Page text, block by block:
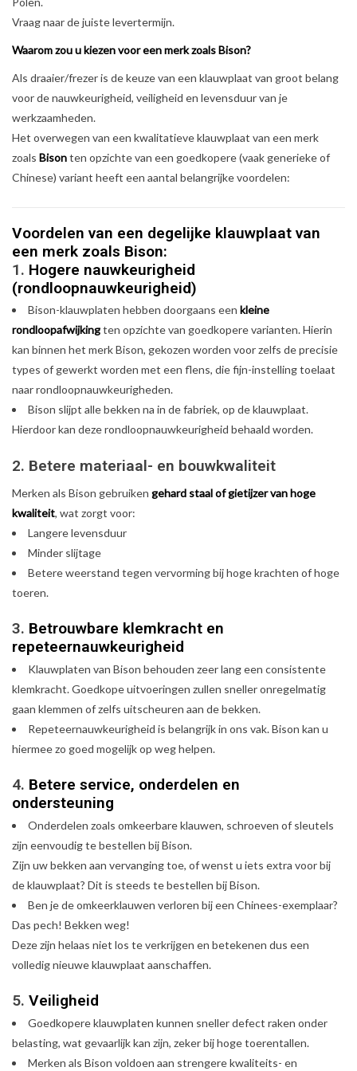
Vraag naar de juiste levertermijn.
Waarom zou u kiezen voor een merk zoals Bison?
Als draaier/frezer is de keuze van een klauwplaat van groot belang
voor de nauwkeurigheid, veiligheid en levensduur van je
werkzaamheden.
Het overwegen van een kwalitatieve klauwplaat van een merk
zoals Bisonten opzichte van een goedkopere (vaak generieke of
Chinese) variant heeft een aantal belangrijke voordelen:
Voordelen van een degelijke klauwplaat van
een merk zoals Bison:
1. Hogere nauwkeurigheid
(rondloopnauwkeurigheid)
Bison-klauwplaten hebben doorgaans een kleine
rondloopafwijkingten opzichte van goedkopere varianten. Hierin
kan binnen het merk Bison, gekozen worden voor zelfs de precisie
types of gewerkt worden met een flens, die fijn-instelling toelaat
naar rondloopnauwkeurigheden.
Bison slijpt alle bekken na in de fabriek, op de klauwplaat.
Hierdoor kan deze rondloopnauwkeurigheid behaald worden.
2. Betere materiaal- en bouwkwaliteit
Merken als Bison gebruiken gehard staal of gietijzer van hoge
kwaliteit, wat zorgt voor:
Langere levensduur
Minder slijtage
Betere weerstand tegen vervorming bij hoge krachten of hoge
toeren.
3. Betrouwbare klemkracht en
repeteernauwkeurigheid
Klauwplaten van Bison behouden zeer lang een consistente
klemkracht. Goedkope uitvoeringen zullen sneller onregelmatig
gaan klemmen of zelfs uitscheuren aan de bekken.
Repeteernauwkeurigheid is belangrijk in ons vak. Bison kan u
hiermee zo goed mogelijk op weg helpen.
4. Betere service, onderdelen en
ondersteuning
Onderdelen zoals omkeerbare klauwen, schroeven of sleutels
zijn eenvoudig te bestellen bij Bison.
Zijn uw bekken aan vervanging toe, of wenst u iets extra voor bij
de klauwplaat? Dit is steeds te bestellen bij Bison.
Ben je de omkeerklauwen verloren bij een Chinees-exemplaar?
Das pech! Bekken weg!
Deze zijn helaas niet los te verkrijgen en betekenen dus een
volledig nieuwe klauwplaat aanschaffen.
5. Veiligheid
Goedkopere klauwplaten kunnen sneller defect raken onder
belasting, wat gevaarlijk kan zijn, zeker bij hoge toerentallen.
Merken als Bison voldoen aan strengere kwaliteits- en